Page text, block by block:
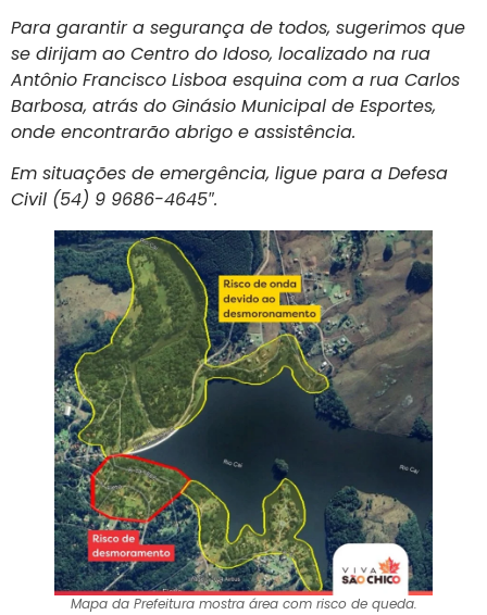
Para garantir a segurança de todos, sugerimos que
se dirijam ao Centro do Idoso, localizado na rua
Antônio Francisco Lisboa esquina com a rua Carlos
Barbosa, atrás do Ginásio Municipal de Esportes,
onde encontrarão abrigo e assistência.
Em situações de emergência, ligue para a Defesa
Civil (54) 9 9686-4645″.
Mapa da Prefeitura mostra área com risco de queda.